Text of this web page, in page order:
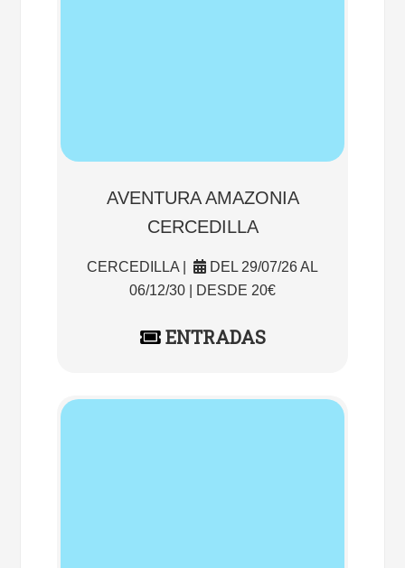
AVENTURA AMAZONIA
CERCEDILLA
CERCEDILLA |
DEL 29/07/26 AL
06/12/30 | DESDE 20€
ENTRADAS